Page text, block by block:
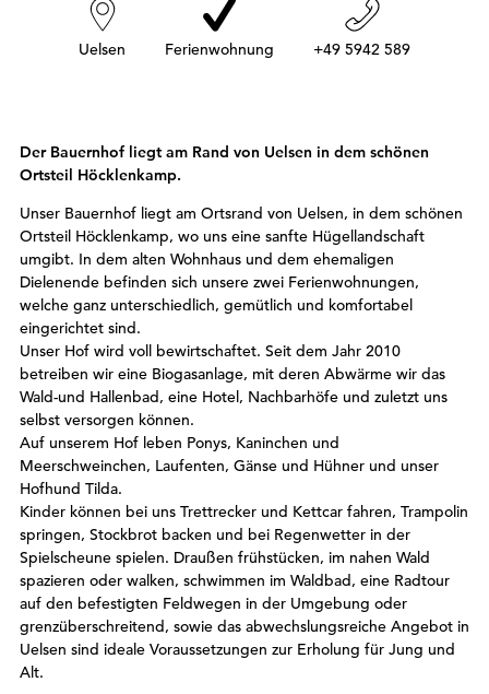
Uelsen Ferienwohnung +49 5942 589
Der Bauernhof liegt am Rand von Uelsen in dem schönen
Ortsteil Höcklenkamp.
Unser Bauernhof liegt am Ortsrand von Uelsen, in dem schönen
Ortsteil Höcklenkamp, wo uns eine sanfte Hügellandschaft
umgibt. In dem alten Wohnhaus und dem ehemaligen
Dielenende befinden sich unsere zwei Ferienwohnungen,
welche ganz unterschiedlich, gemütlich und komfortabel
eingerichtet sind.
Unser Hof wird voll bewirtschaftet. Seit dem Jahr 2010
betreiben wir eine Biogasanlage, mit deren Abwärme wir das
Wald-und Hallenbad, eine Hotel, Nachbarhöfe und zuletzt uns
selbst versorgen können.
Auf unserem Hof leben Ponys, Kaninchen und
Meerschweinchen, Laufenten, Gänse und Hühner und unser
Hofhund Tilda.
Kinder können bei uns Trettrecker und Kettcar fahren, Trampolin
springen, Stockbrot backen und bei Regenwetter in der
Spielscheune spielen. Draußen frühstücken, im nahen Wald
spazieren oder walken, schwimmen im Waldbad, eine Radtour
auf den befestigten Feldwegen in der Umgebung oder
grenzüberschreitend, sowie das abwechslungsreiche Angebot in
Uelsen sind ideale Voraussetzungen zur Erholung für Jung und
Alt.